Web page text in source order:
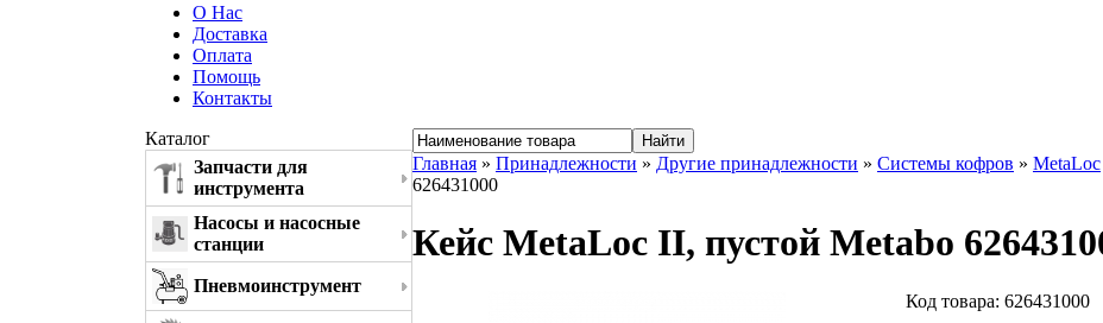
О Нас
Доставка
Оплата
Помощь
Контакты
Каталог
Запчасти для
инструмента
Насосы и насосные
станции
Пневмоинструмент
Главная » Принадлежности » Другие принадлежности » Системы кофров » MetaLoc
626431000
Кейс MetaLoc II, пустой Metabo
Код товара: 626431000